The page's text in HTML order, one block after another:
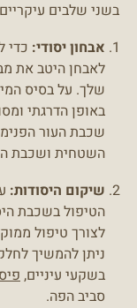
בשני שלבים
אבחון יסודי: כדי
לאבחן היטב את
שלך. על בסיס
באופן הדרגתי
שכבת העור
השטחית ושכבת
שיקום היסודות:
הטיפול בשכבת
לצורך טיפול
ניתן להמשיך
בשקעי עיניים,
סביב הפה.